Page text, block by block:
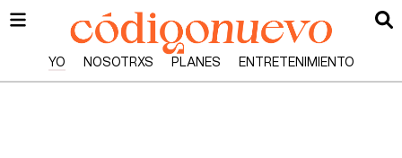
YO NOSOTRXS PLANES ENTRETENIMIENTO